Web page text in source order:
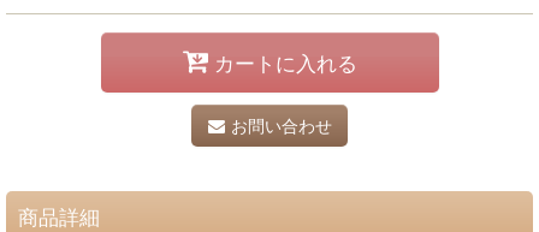
カートに入れる
お問い合わせ
商品詳細